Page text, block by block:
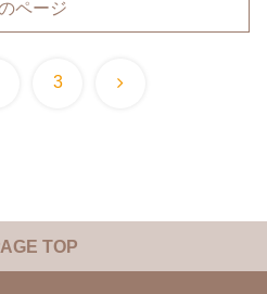
ページ
3 次
TOP